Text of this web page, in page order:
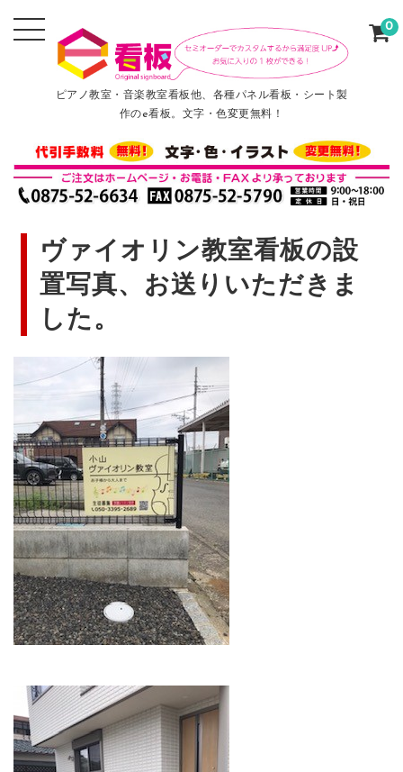
ピアノ教室・音楽教室看板他、各種パネル看板・シート製
作のe看板。文字・色変更無料！
0
ヴァイオリン教室看板の設
置写真、お送りいただきま
した。